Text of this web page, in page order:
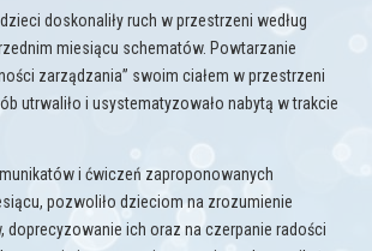
TERAPIE DOKUMENTY KONTAKT
doskonaliły ruch w przestrzeni według
miesiącu schematów. Powtarzanie
zarządzania” swoim ciałem w przestrzeni
utrwaliło i usystematyzowało nabytą w trakcie
i ćwiczeń zaproponowanych
pozwoliło dzieciom na zrozumienie
doprecyzowanie ich oraz na czerpanie radości